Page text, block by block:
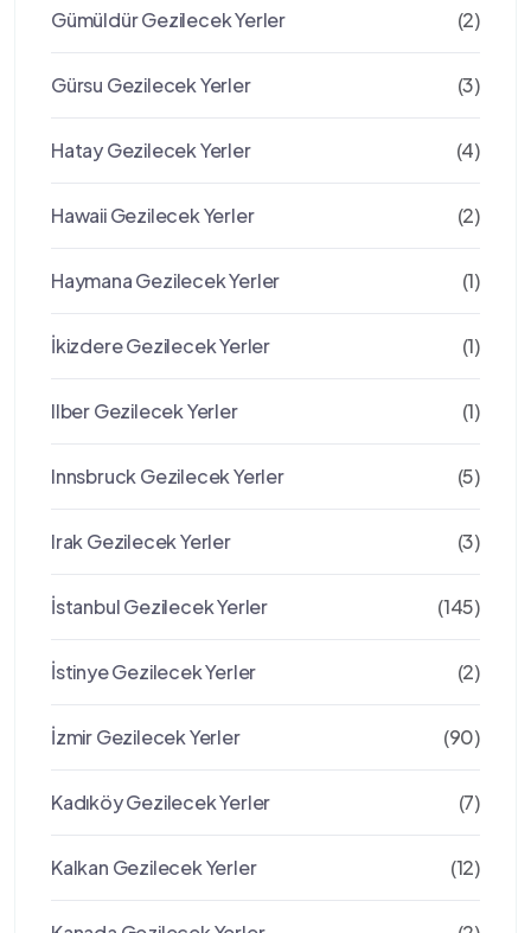
Gümüldür Gezilecek Yerler (2)
Gürsu Gezilecek Yerler (3)
Hatay Gezilecek Yerler (4)
Hawaii Gezilecek Yerler (2)
Haymana Gezilecek Yerler (1)
İkizdere Gezilecek Yerler (1)
Ilber Gezilecek Yerler (1)
Innsbruck Gezilecek Yerler (5)
Irak Gezilecek Yerler (3)
İstanbul Gezilecek Yerler (145)
İstinye Gezilecek Yerler (2)
İzmir Gezilecek Yerler (90)
Kadıköy Gezilecek Yerler (7)
Kalkan Gezilecek Yerler (12)